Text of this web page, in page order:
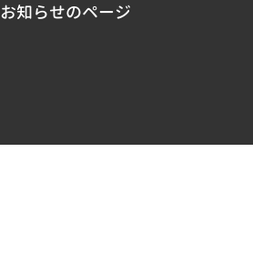
お知らせのページ